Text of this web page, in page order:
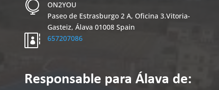

ON2YOU
Paseo de Estrasburgo 2 A, Oficina 3.Vitoria-
Gasteiz, Álava 01008 Spain
 657207086
Responsable para Álava de: